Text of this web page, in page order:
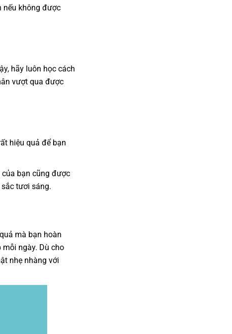
nếu không được
hãy luôn học cách
vượt qua được
hiệu quả để bạn
bạn cũng được
tươi sáng.
mà bạn hoàn
ngày. Dù cho
nhẹ nhàng với